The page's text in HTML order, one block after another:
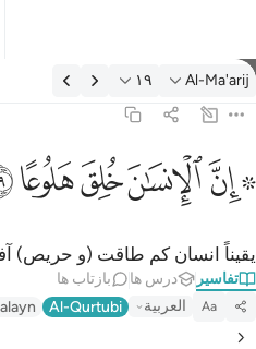
تفسیر: Al-Ma'arij ۱۹:۷۰
Al-Ma'arij ۱۹
۞ ان الانسان خلق هلوعا ١٩
۞ إِنَّ ٱلْإِنسَـٰنَ خُلِقَ هَلُوعًا ١٩
ﱪ ﱫﱬﱭﱮ
یقیناً انسان کم طاقت (و حریص)
تفاسیر درس ها بازتاب ها
Aa العربية Al-Qurtubi